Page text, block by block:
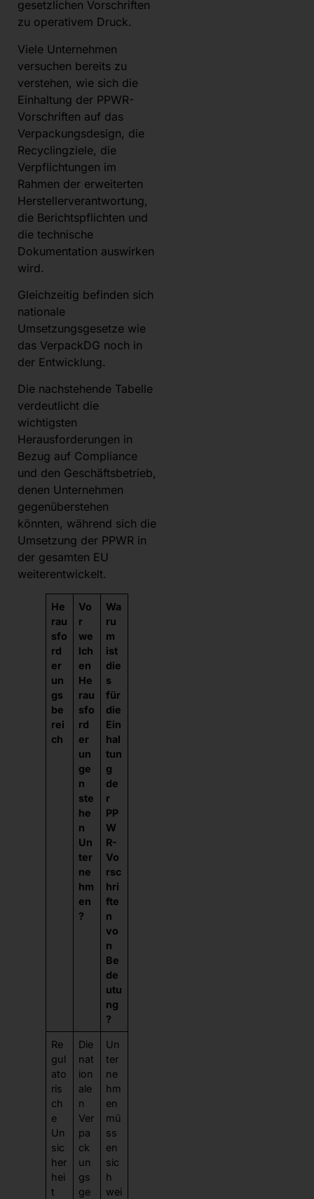
gesetzlichen Vorschriften
zu operativem Druck.
Viele Unternehmen
versuchen bereits zu
verstehen, wie sich die
Einhaltung der PPWR-
Vorschriften auf das
Verpackungsdesign, die
Recyclingziele, die
Verpflichtungen im
Rahmen der erweiterten
Herstellerverantwortung,
die Berichtspflichten und
die technische
Dokumentation auswirken
wird.
Gleichzeitig befinden sich
nationale
Umsetzungsgesetze wie
das VerpackDG noch in
der Entwicklung.
Die nachstehende Tabelle
verdeutlicht die
wichtigsten
Herausforderungen in
Bezug auf Compliance
und den Geschäftsbetrieb,
denen Unternehmen
gegenüberstehen
könnten, während sich die
Umsetzung der PPWR in
der gesamten EU
weiterentwickelt.
He
rau
sfo
rd
er
un
gs
be
rei
ch
Vo
r
we
lch
en
He
rau
sfo
rd
er
un
ge
n
ste
he
n
Un
ter
ne
hm
en
?
Wa
ru
m
ist
die
s
für
die
Ein
hal
tun
g
de
r
PP
W
R-
Vo
rsc
hri
fte
n
vo
n
Be
de
utu
ng
?
Re
gul
ato
ris
ch
e
Un
sic
her
hei
t
Die
nat
ion
ale
n
Ver
pa
ck
un
gs
ge
Un
ter
ne
hm
en
mü
ss
en
sic
h
wei